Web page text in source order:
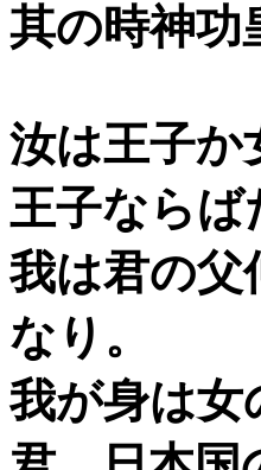
其の時神功
汝は王子か
王子ならば
我は君の父
なり。
我が身は女